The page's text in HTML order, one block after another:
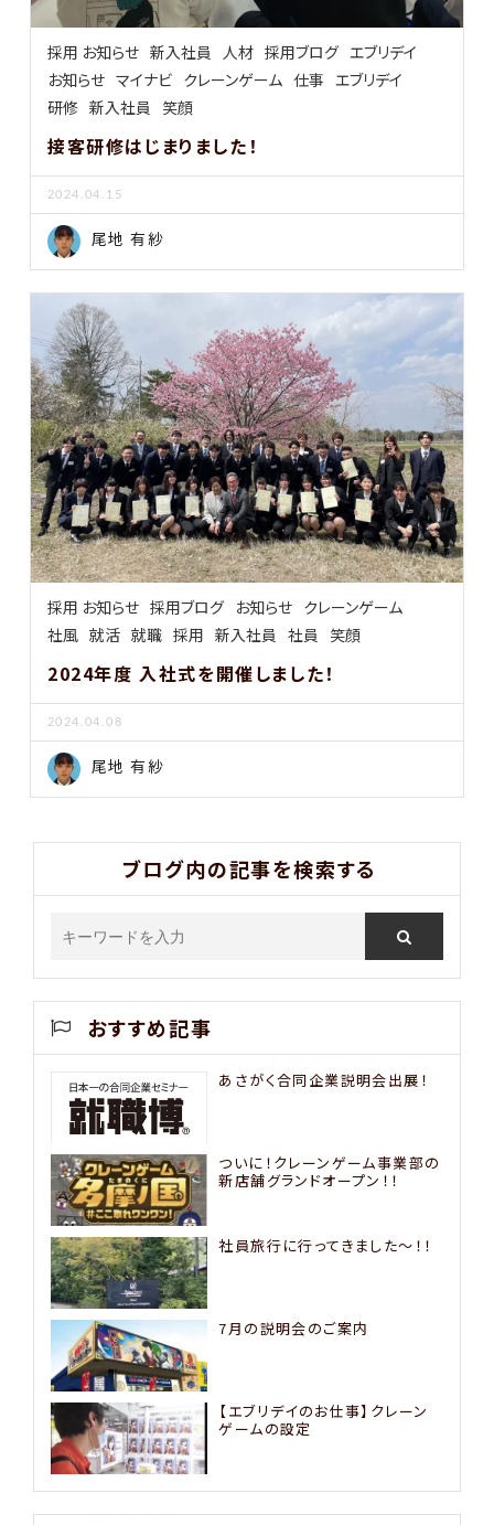
採用 お知らせ 新入社員 人材 採用ブログ エブリデイ
お知らせ マイナビ クレーンゲーム 仕事 エブリデイ
研修 新入社員 笑顔
接客研修はじまりました！
2024.04.15
尾地 有紗
採用 お知らせ 採用ブログ お知らせ クレーンゲーム
社風 就活 就職 採用 新入社員 社員 笑顔
2024年度 入社式を開催しました！
2024.04.08
尾地 有紗
ブログ内の記事を検索する
おすすめ記事
あさがく合同企業説明会出展！
ついに！クレーンゲーム事業部の
新店舗グランドオープン！！
社員旅行に行ってきました〜！！
7月の説明会のご案内
【エブリデイのお仕事】クレーン
ゲームの設定